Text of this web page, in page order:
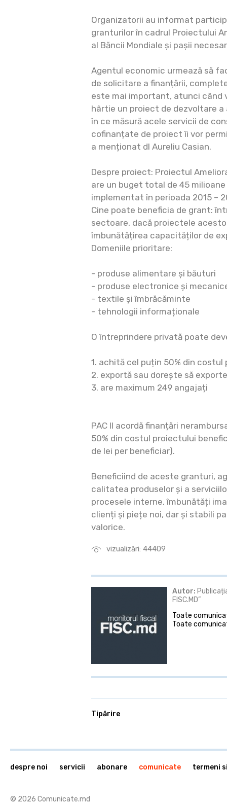
vizualizări: 44409
Organizatorii au informat
granturilor în cadrul Proiectului
al Băncii Mondiale și pașii
Agentul economic urmează să
de solicitare a finanțării,
este mai important, atunci când
hârtie un proiect de dezvoltare
în ce măsură acele servicii de
cofinanțate de proiect îi vor
a menționat dl Aureliu Casian.
Despre proiect: Proiectul
are un buget total de 45
implementat în perioada 2015 –
Cine poate beneficia de grant:
sectoare, dacă proiectele
îmbunătățirea capacităților de
Domeniile prioritare:
- produse alimentare și băuturi
- produse electronice și
- textile și îmbrăcăminte
- tehnologii informaționale
O întreprindere privată poate
1. achită cel puțin 50% din costul
2. exportă sau dorește să exporte
3. are maximum 249 angajați
PAC II acordă finanțări
50% din costul proiectului
de lei per beneficiar).
Beneficiind de aceste granturi,
calitatea produselor și a
procesele interne, îmbunătăți
clienți și piețe noi, dar și stabili
valorice.
Autor:
FISC.MD”
Toate
Toate
Tipărire
© 2026 Comunicate.md
despre noi servicii abonare comunicate termeni